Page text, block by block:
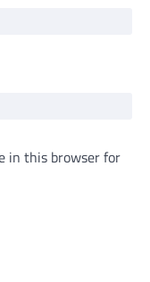
in this browser for